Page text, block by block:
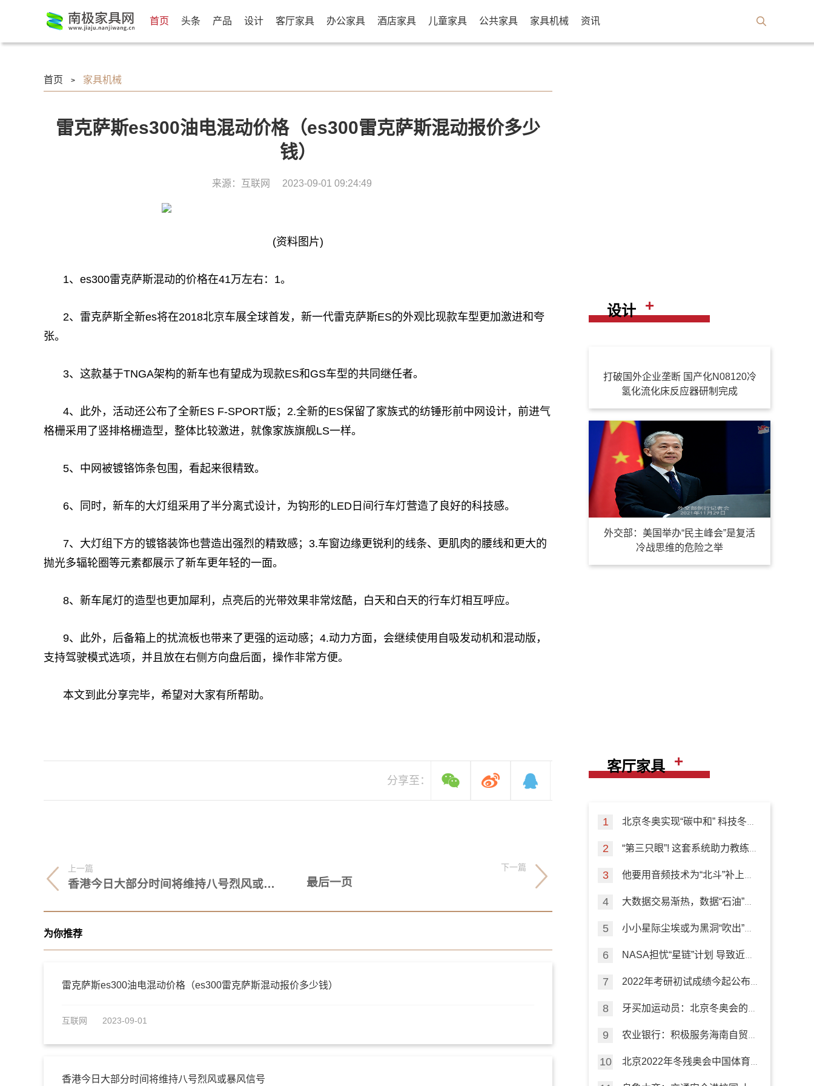
首页 头条 产品 设计 客厅家具 办公家具 酒店家具 儿童家具 公共家具 家具机械 资讯
首页 > 家具机械
雷克萨斯es300油电混动价格（es300雷克萨斯混动报价多少
钱）
来源：互联网 2023-09-01 09:24:49
(资料图片)
1、es300雷克萨斯混动的价格在41万左右：1。
2、雷克萨斯全新es将在2018北京车展全球首发，新一代雷克萨斯ES的外观比现款车型更加激进和夸
张。
3、这款基于TNGA架构的新车也有望成为现款ES和GS车型的共同继任者。
4、此外，活动还公布了全新ES F-SPORT版；2.全新的ES保留了家族式的纺锤形前中网设计，前进气
格栅采用了竖排格栅造型，整体比较激进，就像家族旗舰LS一样。
5、中网被镀铬饰条包围，看起来很精致。
6、同时，新车的大灯组采用了半分离式设计，为钩形的LED日间行车灯营造了良好的科技感。
7、大灯组下方的镀铬装饰也营造出强烈的精致感；3.车窗边缘更锐利的线条、更肌肉的腰线和更大的
抛光多辐轮圈等元素都展示了新车更年轻的一面。
8、新车尾灯的造型也更加犀利，点亮后的光带效果非常炫酷，白天和白天的行车灯相互呼应。
9、此外，后备箱上的扰流板也带来了更强的运动感；4.动力方面，会继续使用自吸发动机和混动版，
支持驾驶模式选项，并且放在右侧方向盘后面，操作非常方便。
本文到此分享完毕，希望对大家有所帮助。
分享至：
上一篇
香港今日大部分时间将维持八号烈风或暴风信号
下一篇
最后一页
为你推荐
雷克萨斯es300油电混动价格（es300雷克萨斯混动报价多少钱）
互联网 2023-09-01
香港今日大部分时间将维持八号烈风或暴风信号
设计 +
打破国外企业垄断 国产化N08120冷
氢化流化床反应器研制完成
外交部：美国举办“民主峰会”是复活
冷战思维的危险之举
客厅家具 +
北京冬奥实现“碳中和” 科技冬奥
“第三只眼”! 这套系统助力教练
他要用音频技术为“北斗”补上室
大数据交易渐热，数据“石油”如
小小星际尘埃或为黑洞“吹出”的
NASA担忧“星链”计划 导致近地
2022年考研初试成绩今起公布
牙买加运动员：北京冬奥会的精
农业银行：积极服务海南自贸港
北京2022年冬残奥会中国体育